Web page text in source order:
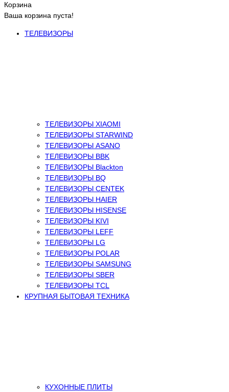
Корзина
Ваша корзина пуста!
ТЕЛЕВИЗОРЫ
ТЕЛЕВИЗОРЫ XIAOMI
ТЕЛЕВИЗОРЫ STARWIND
ТЕЛЕВИЗОРЫ ASANO
ТЕЛЕВИЗОРЫ BBK
ТЕЛЕВИЗОРЫ Blackton
ТЕЛЕВИЗОРЫ BQ
ТЕЛЕВИЗОРЫ CENTEK
ТЕЛЕВИЗОРЫ HAIER
ТЕЛЕВИЗОРЫ HISENSE
ТЕЛЕВИЗОРЫ KIVI
ТЕЛЕВИЗОРЫ LEFF
ТЕЛЕВИЗОРЫ LG
ТЕЛЕВИЗОРЫ POLAR
ТЕЛЕВИЗОРЫ SAMSUNG
ТЕЛЕВИЗОРЫ SBER
ТЕЛЕВИЗОРЫ TCL
КРУПНАЯ БЫТОВАЯ ТЕХНИКА
КУХОННЫЕ ПЛИТЫ